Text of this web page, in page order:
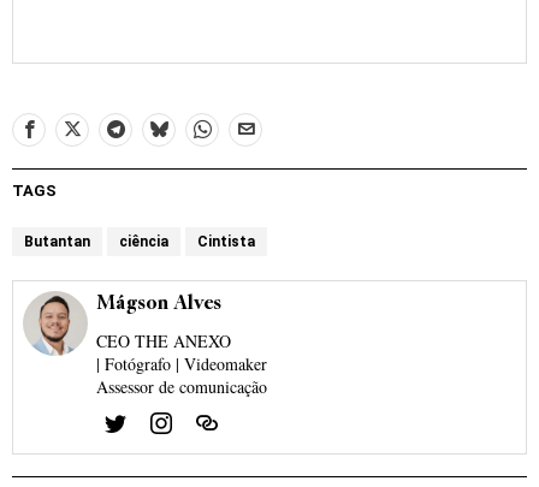
TAGS
Butantan ciência Cintista
Mágson Alves
CEO THE ANEXO
| Fotógrafo | Videomaker
Assessor de comunicação